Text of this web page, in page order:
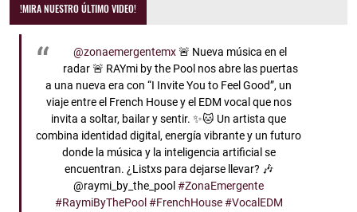
!MIRA NUESTRO ÚLTIMO VIDEO!
@zonaemergentemx🚨 Nueva música en el
radar 🚨 RAYmi by the Pool nos abre las puertas
a una nueva era con “I Invite You to Feel Good”, un
viaje entre el French House y el EDM vocal que nos
invita a soltar, bailar y sentir. ✨🐱 Un artista que
combina identidad digital, energía vibrante y un futuro
donde la música y la inteligencia artificial se
encuentran. ¿Listxs para dejarse llevar? 🎶
@raymi_by_the_pool#ZonaEmergente
#RaymiByThePool #FrenchHouse #VocalEDM